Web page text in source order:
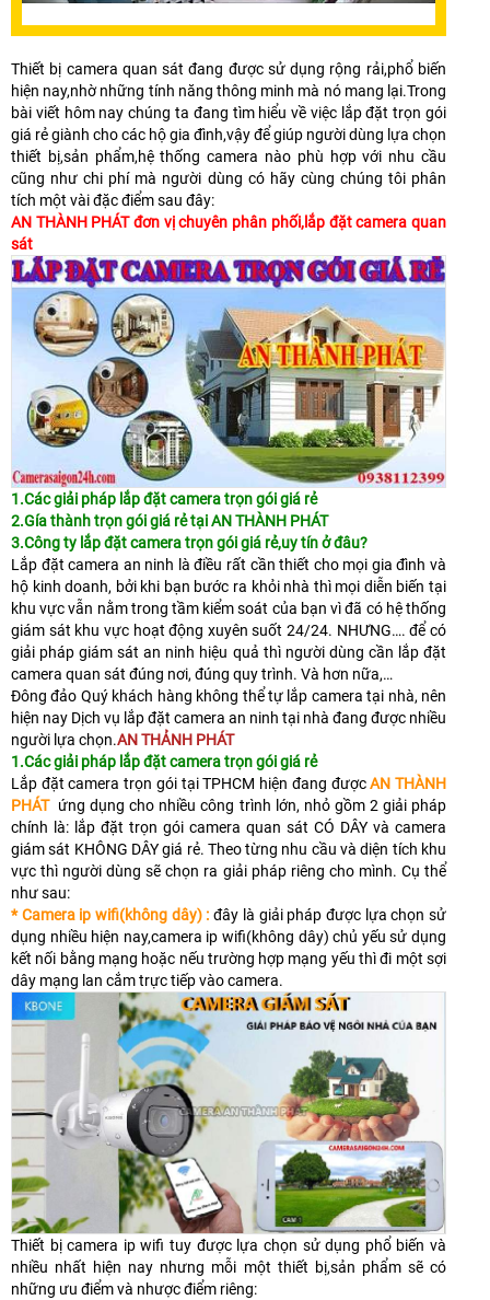
Thiết bị camera quan sát đang được sử dụng rộng rải,phổ biến
hiện nay,nhờ những tính năng thông minh mà nó mang lại.Trong
bài viết hôm nay chúng ta đang tìm hiểu về việc lắp đặt trọn gói
giá rẻ giành cho các hộ gia đình,vậy để giúp người dùng lựa chọn
thiết bị,sản phẩm,hệ thống camera nào phù hợp với nhu cầu
cũng như chi phí mà người dùng có hãy cùng chúng tôi phân
tích một vài đặc điểm sau đây:
AN THÀNH PHÁT đơn vị chuyên phân phối,lắp đặt camera quan
sát
1.Các giải pháp lắp đặt camera trọn gói giá rẻ
2.Gía thành trọn gói giá rẻ tại AN THÀNH PHÁT
3.Công ty lắp đặt camera trọn gói giá rẻ,uy tín ở đâu?
Lắp đặt camera an ninh là điều rất cần thiết cho mọi gia đình và
hộ kinh doanh, bởi khi bạn bước ra khỏi nhà thì mọi diễn biến tại
khu vực vẫn nằm trong tầm kiểm soát của bạn vì đã có hệ thống
giám sát khu vực hoạt động xuyên suốt 24/24. NHƯNG…. để có
giải pháp giám sát an ninh hiệu quả thì người dùng cần lắp đặt
camera quan sát đúng nơi, đúng quy trình. Và hơn nữa,…
Đông đảo Quý khách hàng không thể tự lắp camera tại nhà, nên
hiện nay Dịch vụ lắp đặt camera an ninh tại nhà đang được nhiều
người lựa chọn.AN THẢNH PHÁT
1.Các giải pháp lắp đặt camera trọn gói giá rẻ
Lắp đặt camera trọn gói tại TPHCM hiện đang đượcAN THÀNH
PHÁT ứng dụng cho nhiều công trình lớn, nhỏ gồm 2 giải pháp
chính là: lắp đặt trọn gói camera quan sát CÓ DÂY và camera
giám sát KHÔNG DÂY giá rẻ. Theo từng nhu cầu và diện tích khu
vực thì người dùng sẽ chọn ra giải pháp riêng cho mình. Cụ thể
như sau:
* Camera ip wifi(không dây) : đây là giải pháp được lựa chọn sử
dụng nhiều hiện nay,camera ip wifi(không dây) chủ yếu sử dụng
kết nối bằng mạng hoặc nếu trường hợp mạng yếu thì đi một sợi
dây mạng lan cắm trực tiếp vào camera.
Thiết bị camera ip wifi tuy được lựa chọn sử dụng phổ biến và
nhiều nhất hiện nay nhưng mỗi một thiết bị,sản phẩm sẽ có
những ưu điểm và nhược điểm riêng: